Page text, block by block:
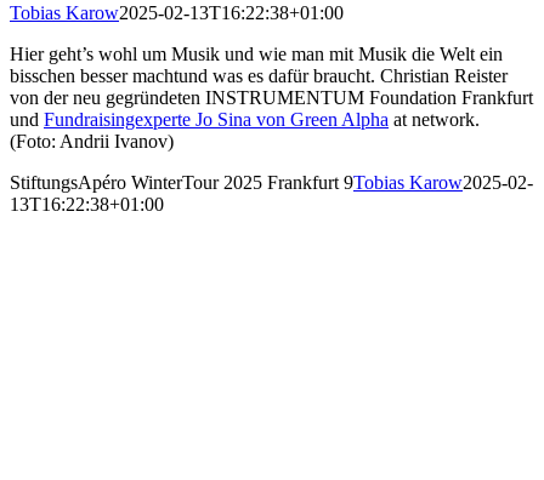
Tobias Karow2025-02-13T16:22:38+01:00
Hier geht’s wohl um Musik und wie man mit Musik die Welt ein
bisschen besser machtund was es dafür braucht. Christian Reister
von der neu gegründeten INSTRUMENTUM Foundation Frankfurt
und Fundraisingexperte Jo Sina von Green Alpha at network.
(Foto: Andrii Ivanov)
StiftungsApéro WinterTour 2025 Frankfurt 9Tobias Karow2025-02-
13T16:22:38+01:00